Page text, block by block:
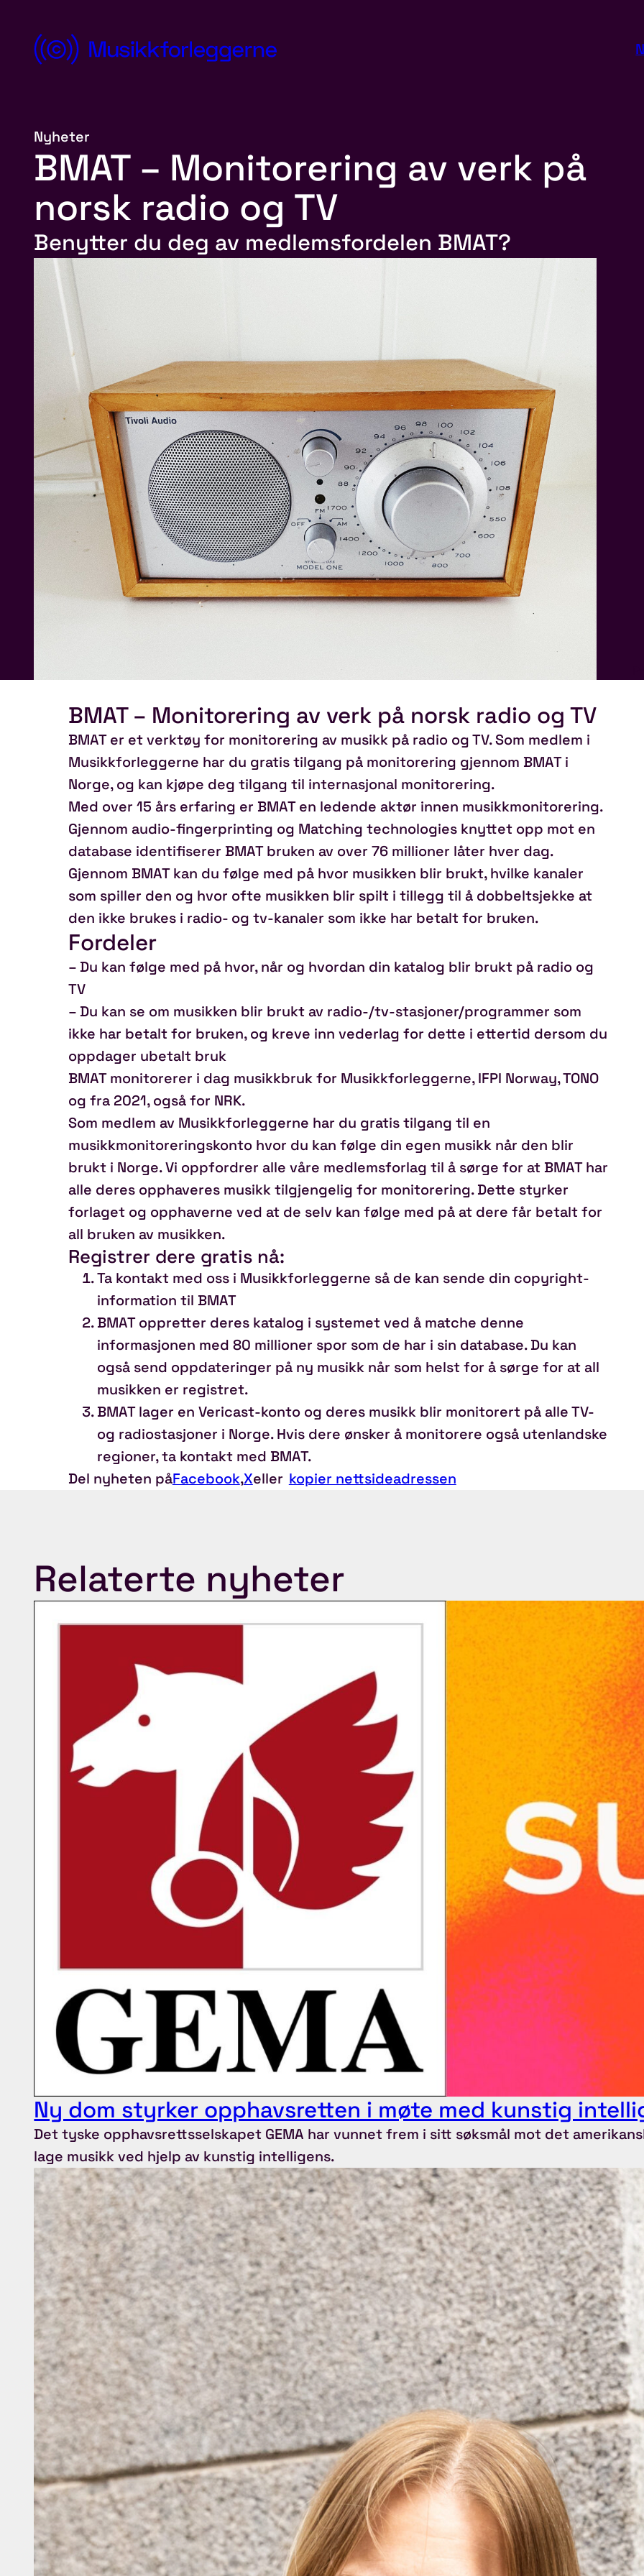
innholdNorsk
Nyheter
BMAT – Monitorering av verk på
norsk radio og TV
Benytter du deg av medlemsfordelen BMAT?
BMAT – Monitorering av verk på norsk radio og TV
BMAT er et verktøy for monitorering av musikk på radio og TV. Som medlem i
Musikkforleggerne har du gratis tilgang på monitorering gjennom BMAT i
Norge, og kan kjøpe deg tilgang til internasjonal monitorering.
Med over 15 års erfaring er BMAT en ledende aktør innen musikkmonitorering.
Gjennom audio-fingerprinting og Matching technologies knyttet opp mot en
database identifiserer BMAT bruken av over 76 millioner låter hver dag.
Gjennom BMAT kan du følge med på hvor musikken blir brukt, hvilke kanaler
som spiller den og hvor ofte musikken blir spilt i tillegg til å dobbeltsjekke at
den ikke brukes i radio- og tv-kanaler som ikke har betalt for bruken.
Fordeler
– Du kan følge med på hvor, når og hvordan din katalog blir brukt på radio og
TV
– Du kan se om musikken blir brukt av radio-/tv-stasjoner/programmer som
ikke har betalt for bruken, og kreve inn vederlag for dette i ettertid dersom du
oppdager ubetalt bruk
BMAT monitorerer i dag musikkbruk for Musikkforleggerne, IFPI Norway, TONO
og fra 2021, også for NRK.
Som medlem av Musikkforleggerne har du gratis tilgang til en
musikkmonitoreringskonto hvor du kan følge din egen musikk når den blir
brukt i Norge. Vi oppfordrer alle våre medlemsforlag til å sørge for at BMAT har
alle deres opphaveres musikk tilgjengelig for monitorering. Dette styrker
forlaget og opphaverne ved at de selv kan følge med på at dere får betalt for
all bruken av musikken.
Registrer dere gratis nå:
Ta kontakt med oss i Musikkforleggerne så de kan sende din copyright-
information til BMAT
BMAT oppretter deres katalog i systemet ved å matche denne
informasjonen med 80 millioner spor som de har i sin database. Du kan
også send oppdateringer på ny musikk når som helst for å sørge for at all
musikken er registret.
BMAT lager en Vericast-konto og deres musikk blir monitorert på alle TV-
og radiostasjoner i Norge. Hvis dere ønsker å monitorere også utenlandske
regioner, ta kontakt med BMAT.
Del nyheten påFacebook,Xeller kopier nettsideadressen
Relaterte nyheter
Ny dom styrker opphavsretten i møte med kunstig
Det tyske opphavsrettsselskapet GEMA har vunnet frem i sitt søksmål mot det
lage musikk ved hjelp av kunstig intelligens.